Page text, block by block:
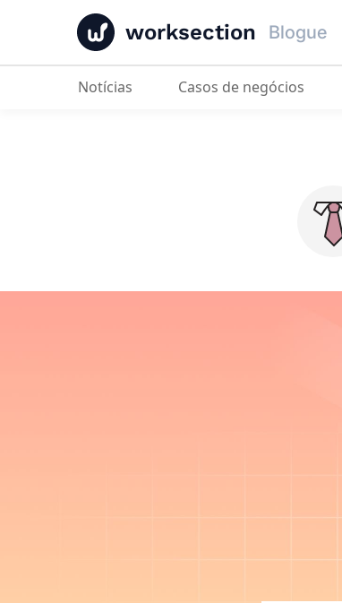
worksection Blogue
Alternativa ao Monday.com
Notícias Casos de negócios